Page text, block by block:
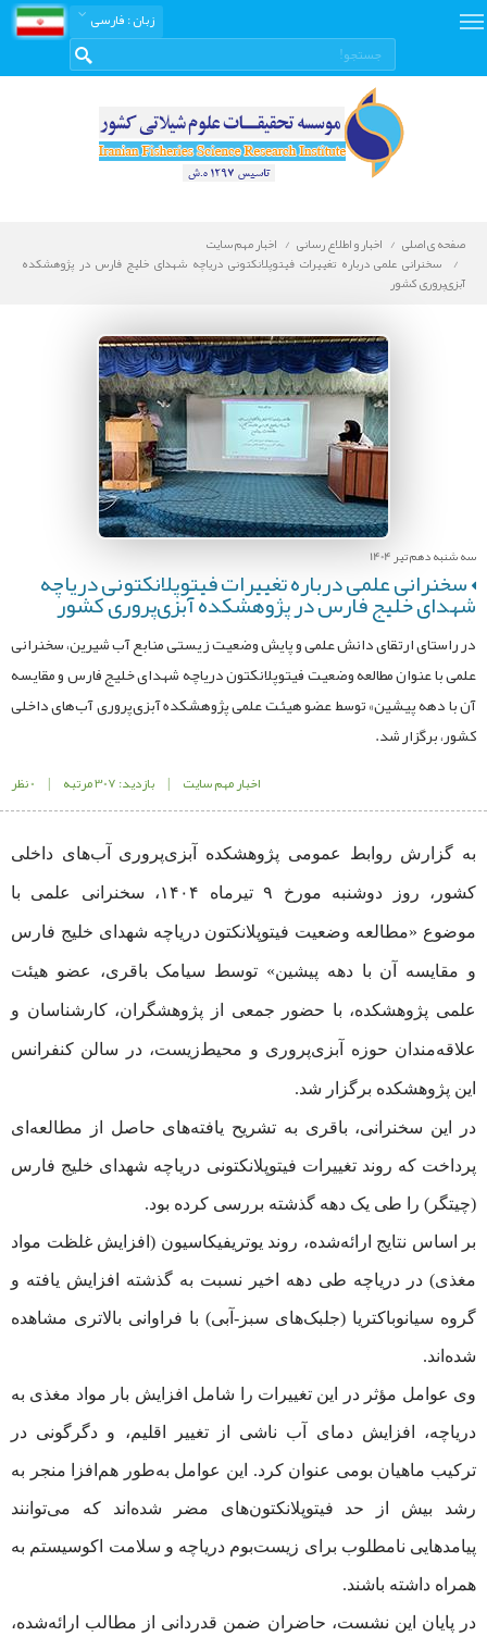
زبان: فارسی
صفحه ی اصلی اخبار و اطلاع رسانی
اخبار مهم سایت
سخنرانی علمی درباره تغییرات فیتوپلانکتونی دریاچه شهدای خلیج فارس در پژوهشکده
آبزی‌پروری کشور
سه شنبه دهم تیر 1404
سخنرانی علمی درباره تغییرات فیتوپلانکتونی دریاچه
شهدای خلیج فارس در پژوهشکده آبزی‌پروری کشور
در راستای ارتقای دانش علمی و پایش وضعیت زیستی منابع آب شیرین، سخنرانی
علمی با عنوان مطالعه وضعیت فیتوپلانکتون دریاچه شهدای خلیج فارس و مقایسه
آن با دهه پیشین» توسط عضو هیئت علمی پژوهشکده آبزی‌پروری آب‌های داخلی
کشور، برگزار شد.
اخبار مهم سایت | بازدید: 307 مرتبه | 0 نظر
به گزارش روابط عمومی پژوهشکده آبزی‌پروری آب‌های داخلی
کشور، روز دوشنبه مورخ ۹ تیرماه ۱۴۰۴، سخنرانی علمی با
موضوع «مطالعه وضعیت فیتوپلانکتون دریاچه شهدای خلیج فارس
و مقایسه آن با دهه پیشین» توسط سیامک باقری، عضو هیئت
علمی پژوهشکده، با حضور جمعی از پژوهشگران، کارشناسان و
علاقه‌مندان حوزه آبزی‌پروری و محیط‌زیست، در سالن کنفرانس
این پژوهشکده برگزار شد.
در این سخنرانی، باقری به تشریح یافته‌های حاصل از مطالعه‌ای
پرداخت که روند تغییرات فیتوپلانکتونی دریاچه شهدای خلیج فارس
(چیتگر) را طی یک دهه گذشته بررسی کرده بود.
بر اساس نتایج ارائه‌شده، روند یوتریفیکاسیون (افزایش غلظت مواد
مغذی) در دریاچه طی دهه اخیر نسبت به گذشته افزایش یافته و
گروه سیانوباکتریا (جلبک‌های سبز-آبی) با فراوانی بالاتری مشاهده
شده‌اند.
وی عوامل مؤثر در این تغییرات را شامل افزایش بار مواد مغذی به
دریاچه، افزایش دمای آب ناشی از تغییر اقلیم، و دگرگونی در
ترکیب ماهیان بومی عنوان کرد. این عوامل به‌طور هم‌افزا منجر به
رشد بیش از حد فیتوپلانکتون‌های مضر شده‌اند که می‌توانند
پیامدهایی نامطلوب برای زیست‌بوم دریاچه و سلامت اکوسیستم به
همراه داشته باشند.
در پایان این نشست، حاضران ضمن قدردانی از مطالب ارائه‌شده،